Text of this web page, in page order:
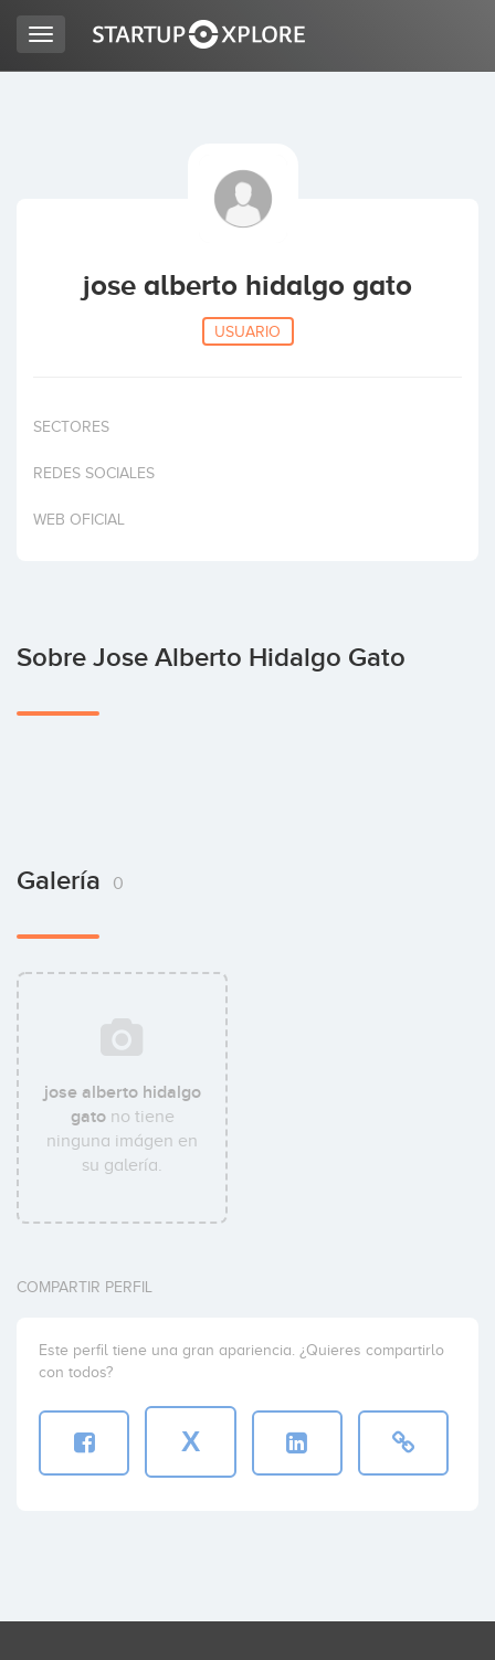
ACCESO
Invertir
Toggle
navigation
jose alberto hidalgo gato
USUARIO
SECTORES
REDES SOCIALES
WEB OFICIAL
Sobre Jose Alberto Hidalgo Gato
Galería 0
jose alberto hidalgo
gatono tiene
ninguna imágen en
su galería.
COMPARTIR PERFIL
Este perfil tiene una gran apariencia. ¿Quieres compartirlo
con todos?
X